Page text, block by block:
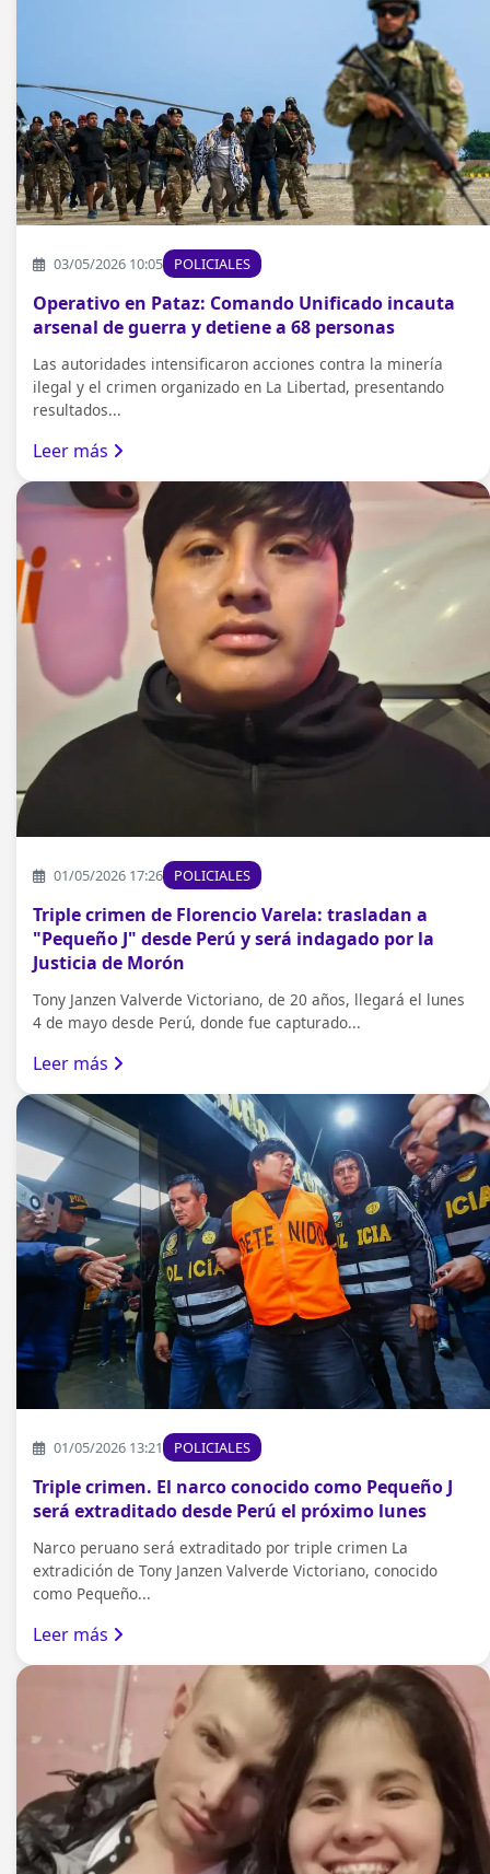
03/05/2026 10:05 POLICIALES
Operativo en Pataz: Comando Unificado incauta
arsenal de guerra y detiene a 68 personas
Las autoridades intensificaron acciones contra la minería
ilegal y el crimen organizado en La Libertad, presentando
resultados...
Leer más
01/05/2026 17:26 POLICIALES
Triple crimen de Florencio Varela: trasladan a
"Pequeño J" desde Perú y será indagado por la
Justicia de Morón
Tony Janzen Valverde Victoriano, de 20 años, llegará el lunes
4 de mayo desde Perú, donde fue capturado...
Leer más
01/05/2026 13:21 POLICIALES
Triple crimen. El narco conocido como Pequeño J
será extraditado desde Perú el próximo lunes
Narco peruano será extraditado por triple crimen La
extradición de Tony Janzen Valverde Victoriano, conocido
como Pequeño...
Leer más